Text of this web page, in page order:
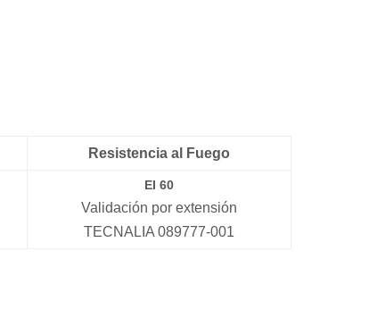
Resistencia al Fuego
EI 60
Validación por extensión
TECNALIA 089777-001